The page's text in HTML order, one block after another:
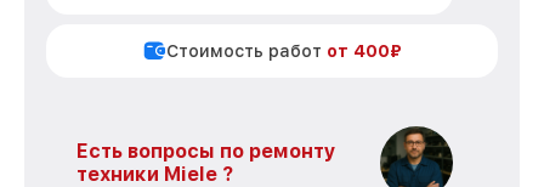
Стоимость работ от 400₽
Есть вопросы по ремонту
техники Miele ?